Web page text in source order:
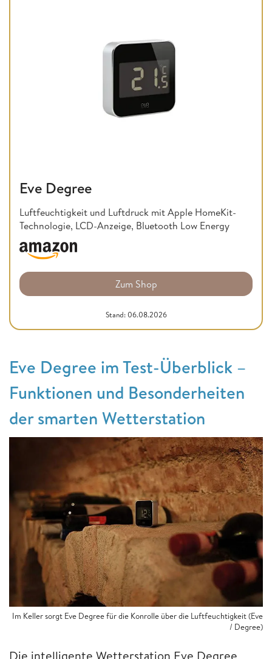
Eve Degree
Luftfeuchtigkeit und Luftdruck mit Apple HomeKit-
Technologie, LCD-Anzeige, Bluetooth Low Energy
Zum Shop
Stand: 06.08.2026
Eve Degree im Test-Überblick –
Funktionen und Besonderheiten
der smarten Wetterstation
Im Keller sorgt Eve Degree für die Konrolle über die Luftfeuchtigkeit (Eve
/ Degree)